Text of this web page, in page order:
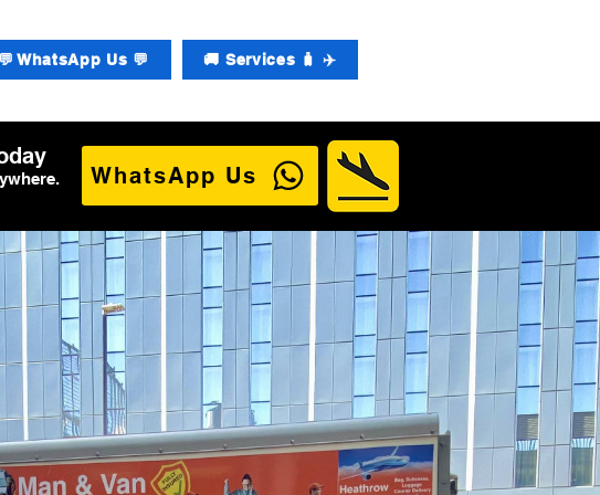
💬 WhatsApp Us 💬 🚚 Services 🧳 ✈️
WhatsApp Us